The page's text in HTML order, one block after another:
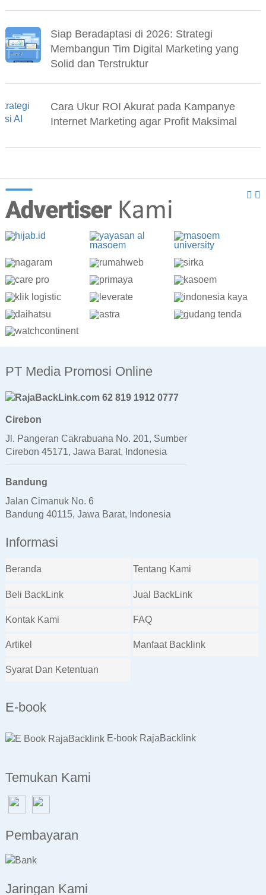
Siap Beradaptasi di 2026: Strategi
Membangun Tim Digital Marketing yang
Solid dan Terstruktur
Cara Ukur ROI Akurat pada Kampanye
Internet Marketing agar Profit Maksimal
PT Media Promosi Online
62 819 1912 0777
Cirebon
Jl. Pangeran Cakrabuana No. 201, Sumber
Cirebon 45171, Jawa Barat, Indonesia
Bandung
Jalan Cimanuk No. 6
Bandung 40115, Jawa Barat, Indonesia
Informasi
Beranda Tentang Kami
Beli BackLink Jual BackLink
Kontak Kami FAQ
Artikel Manfaat Backlink
Syarat Dan Ketentuan
E-book
E-book RajaBacklink
Temukan Kami
Pembayaran
Jaringan Kami